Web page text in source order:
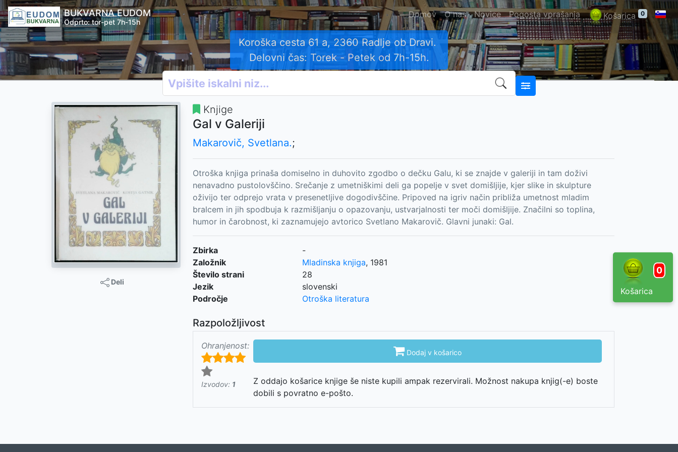
BUKVARNA EUDOM
Odprto: tor-pet 7h-15h
Domov O nas Novice Pogosta vprašanja Košarica 0
Koroška cesta 61 a, 2360 Radlje ob Dravi.
Delovni čas: Torek - Petek od 7h-15h.
0
Košarica
Deli
Knjige
Gal v Galeriji
Makarovič, Svetlana.;
Otroška knjiga prinaša domiselno in duhovito zgodbo o dečku Galu, ki se znajde v galeriji in tam doživi
nenavadno pustolovščino. Srečanje z umetniškimi deli ga popelje v svet domišljije, kjer slike in skulpture
oživijo ter odprejo vrata v presenetljive dogodivščine. Pripoved na igriv način približa umetnost mladim
bralcem in jih spodbuja k razmišljanju o opazovanju, ustvarjalnosti ter moči domišljije. Značilni so toplina,
humor in čarobnost, ki zaznamujejo avtorico Svetlano Makarovič. Glavni junaki: Gal.
Zbirka
-
Založnik
Mladinska knjiga, 1981
Število strani
28
Jezik
slovenski
Področje
Otroška literatura
Razpoložljivost
Ohranjenost:
Izvodov: 1
 Dodaj v košarico
Z oddajo košarice knjige še niste kupili ampak rezervirali. Možnost nakupa knjig(-e) boste
dobili s povratno e-pošto.